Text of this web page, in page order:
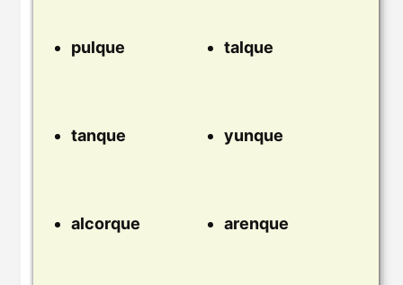
pulque talque
tanque yunque
alcorque arenque